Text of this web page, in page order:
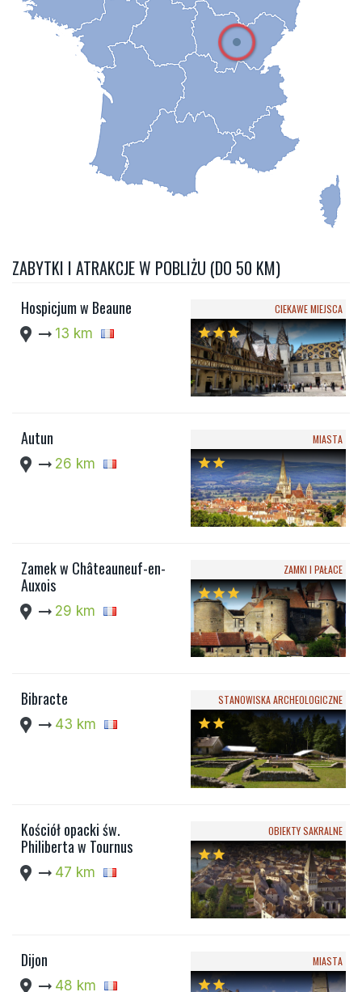
ZABYTKI I ATRAKCJE W POBLIŻU (DO 50 KM)
Hospicjum w Beaune
location_pin arrow_right_alt 13 km
CIEKAWE MIEJSCA
starstarstar
Autun
location_pin arrow_right_alt 26 km
MIASTA
starstar
Zamek w Châteauneuf-en-
Auxois
location_pin arrow_right_alt 29 km
ZAMKI I PAŁACE
starstarstar
Bibracte
location_pin arrow_right_alt 43 km
STANOWISKA ARCHEOLOGICZNE
star star
Kościół opacki św.
Philiberta w Tournus
location_pin arrow_right_alt 47 km
OBIEKTY SAKRALNE
starstar
Dijon
location_pin arrow_right_alt 48 km
MIASTA
starstar